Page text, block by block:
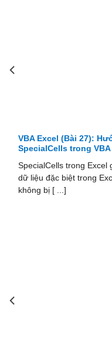
VBA Excel (Bài 26):
SaveSetting trong
Thư mục Windows
thông tin chính của
định [ ...]